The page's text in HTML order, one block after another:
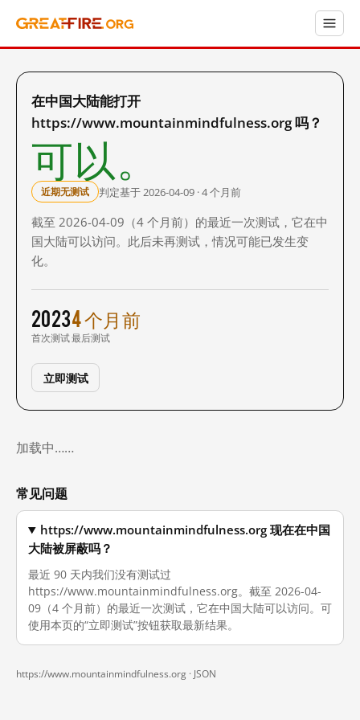
在中国大陆能打开
https://www.mountainmindfulness.org 吗？
可以。
近期无测试 判定基于 2026-04-09 · 4 个月前
截至 2026-04-09（4 个月前）的最近一次测试，它在中
国大陆可以访问。此后未再测试，情况可能已发生变
化。
2023
首次测试
4 个月前
最后测试
立即测试
加载中……
常见问题
https://www.mountainmindfulness.org 现在在中国
大陆被屏蔽吗？
最近 90 天内我们没有测试过
https://www.mountainmindfulness.org。截至 2026-04-
09（4 个月前）的最近一次测试，它在中国大陆可以访问。可
使用本页的“立即测试”按钮获取最新结果。
https://www.mountainmindfulness.org · JSON